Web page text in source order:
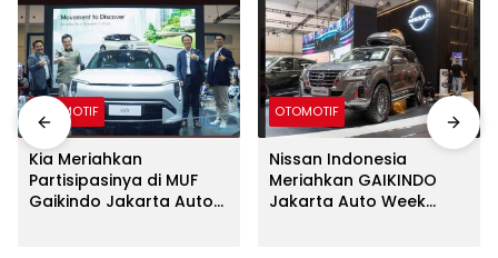
OTOMOTIF
Kia Meriahkan
Partisipasinya di MUF
Gaikindo Jakarta Auto
OTOMOTIF
Nissan Indonesia
Meriahkan GAIKINDO
Jakarta Auto Week